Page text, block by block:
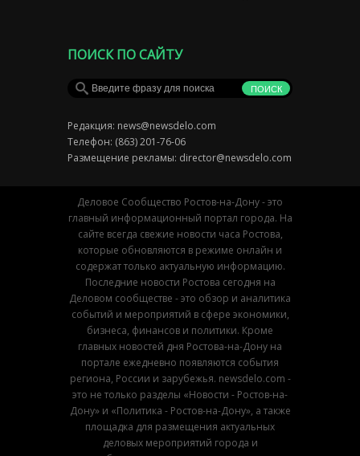
ПОИСК ПО САЙТУ
Редакция: news@newsdelo.com
Телефон: (863) 201-76-06
Размещение рекламы: director@newsdelo.com
Деловое Сообщество Ростов-на-Дону - это
главный информационный портал города. На
сайте всегда свежие новости часа Ростова,
которые обновляются в режиме онлайн и
содержат только актуальную информацию.
Последние новости Ростова сегодня на
Деловом сообществе - это обзор и аналитика
событий и мероприятий в сфере экономики,
бизнеса, финансов и политики. Кроме
главных новостей дня Ростова-на-Дону на
портале ежедневно появляются события
региона, России и зарубежья. newsdelo.com -
это не только разделы «Новости - Ростов-на-
Дону» и «Политика - Ростов-на-Дону», а также
площадка для размещения актуальных
деловых мероприятий города и